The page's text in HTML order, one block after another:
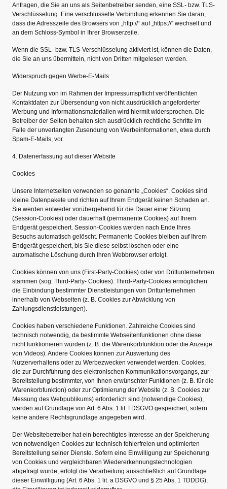
Anfragen, die Sie an uns als Seitenbetreiber senden, eine SSL- bzw. TLS-
Verschlüsselung. Eine verschlüsselte Verbindung erkennen Sie daran,
dass die Adresszeile des Browsers von „http://“ auf „https://“ wechselt und
an dem Schloss-Symbol in Ihrer Browserzeile.
Wenn die SSL- bzw. TLS-Verschlüsselung aktiviert ist, können die Daten,
die Sie an uns übermitteln, nicht von Dritten mitgelesen werden.
Widerspruch gegen Werbe-E-Mails
Der Nutzung von im Rahmen der Impressumspflicht veröffentlichten
Kontaktdaten zur Übersendung von nicht ausdrücklich angeforderter
Werbung und Informationsmaterialien wird hiermit widersprochen. Die
Betreiber der Seiten behalten sich ausdrücklich rechtliche Schritte im
Falle der unverlangten Zusendung von Werbeinformationen, etwa durch
Spam-E-Mails, vor.
4. Datenerfassung auf dieser Website
Cookies
Unsere Internetseiten verwenden so genannte „Cookies“. Cookies sind
kleine Datenpakete und richten auf Ihrem Endgerät keinen Schaden an.
Sie werden entweder vorübergehend für die Dauer einer Sitzung
(Session-Cookies) oder dauerhaft (permanente Cookies) auf Ihrem
Endgerät gespeichert. Session-Cookies werden nach Ende Ihres
Besuchs automatisch gelöscht. Permanente Cookies bleiben auf Ihrem
Endgerät gespeichert, bis Sie diese selbst löschen oder eine
automatische Löschung durch Ihren Webbrowser erfolgt.
Cookies können von uns (First-Party-Cookies) oder von Drittunternehmen
stammen (sog. Third-Party- Cookies). Third-Party-Cookies ermöglichen
die Einbindung bestimmter Dienstleistungen von Drittunternehmen
innerhalb von Webseiten (z. B. Cookies zur Abwicklung von
Zahlungsdienstleistungen).
Cookies haben verschiedene Funktionen. Zahlreiche Cookies sind
technisch notwendig, da bestimmte Webseitenfunktionen ohne diese
nicht funktionieren würden (z. B. die Warenkorbfunktion oder die Anzeige
von Videos). Andere Cookies können zur Auswertung des
Nutzerverhaltens oder zu Werbezwecken verwendet werden. Cookies,
die zur Durchführung des elektronischen Kommunikationsvorgangs, zur
Bereitstellung bestimmter, von Ihnen erwünschter Funktionen (z. B. für die
Warenkorbfunktion) oder zur Optimierung der Website (z. B. Cookies zur
Messung des Webpublikums) erforderlich sind (notwendige Cookies),
werden auf Grundlage von Art. 6 Abs. 1 lit. f DSGVO gespeichert, sofern
keine andere Rechtsgrundlage angegeben wird.
Der Websitebetreiber hat ein berechtigtes Interesse an der Speicherung
von notwendigen Cookies zur technisch fehlerfreien und optimierten
Bereitstellung seiner Dienste. Sofern eine Einwilligung zur Speicherung
von Cookies und vergleichbaren Wiedererkennungstechnologien
abgefragt wurde, erfolgt die Verarbeitung ausschließlich auf Grundlage
dieser Einwilligung (Art. 6 Abs. 1 lit. a DSGVO und § 25 Abs. 1 TDDDG);